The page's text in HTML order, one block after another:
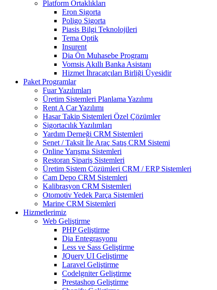
Platform Ortaklıkları
Eron Sigorta
Poligo Sigorta
Piasis Bilgi Teknolojileri
Tema Optik
Insurent
Dia Ön Muhasebe Programı
Vomsis Akıllı Banka Asistanı
Hizmet İhracatçıları Birliği Üyesidir
Paket Programlar
Fuar Yazılımları
Üretim Sistemleri Planlama Yazılımı
Rent A Car Yazılımı
Hasar Takip Sistemleri Özel Çözümler
Sigortacılık Yazılımları
Yardım Derneği CRM Sistemleri
Senet / Taksit İle Araç Satış CRM Sistemi
Online Yarışma Sistemleri
Restoran Sipariş Sistemleri
Üretim Sistem Çözümleri CRM / ERP Sistemleri
Cam Depo CRM Sistemleri
Kalibrasyon CRM Sistemleri
Otomotiv Yedek Parça Sistemleri
Marine CRM Sistemleri
Hizmetlerimiz
Web Geliştirme
PHP Geliştirme
Dia Entegrasyonu
Less ve Sass Geliştirme
JQuery UI Geliştirme
Laravel Geliştirme
Codelgniter Geliştirme
Prestashop Geliştirme